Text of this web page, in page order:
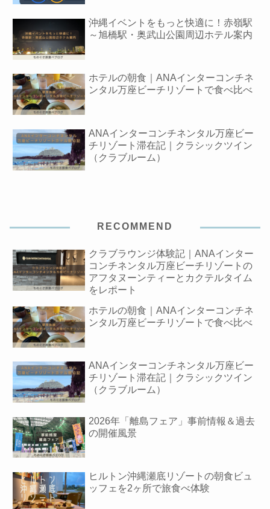
沖縄イベントをもっと快適に！赤嶺駅
～旭橋駅・奥武山公園周辺ホテル案内
ホテルの朝食｜ANAインターコンチネ
ンタル万座ビーチリゾートで食べ比べ
ANAインターコンチネンタル万座ビー
チリゾート滞在記｜クラシックツイン
（クラブルーム）
RECOMMEND
クラブラウンジ体験記｜ANAインター
コンチネンタル万座ビーチリゾートの
アフタヌーンティーとカクテルタイム
をレポート
ホテルの朝食｜ANAインターコンチネ
ンタル万座ビーチリゾートで食べ比べ
ANAインターコンチネンタル万座ビー
チリゾート滞在記｜クラシックツイン
（クラブルーム）
2026年「離島フェア」事前情報＆過去
の開催風景
ヒルトン沖縄瀬底リゾートの朝食ビュ
ッフェを2ヶ所で旅食べ体験